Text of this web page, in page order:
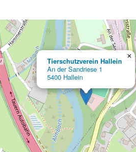
Tierschutzverein Hallein
An der Sandriese 1
5400 Hallein
×